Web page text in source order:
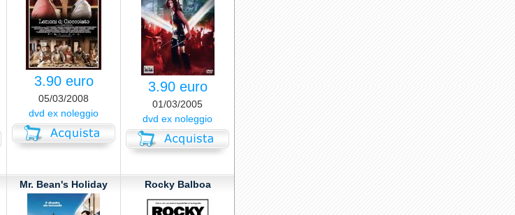
3.90 euro
05/03/2008
dvd ex noleggio
3.90 euro
01/03/2005
dvd ex noleggio
Mr. Bean's Holiday Rocky Balboa